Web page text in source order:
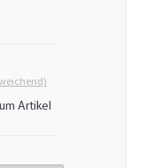
Artikel